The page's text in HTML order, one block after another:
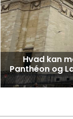
Hvad kan
Panthéon og